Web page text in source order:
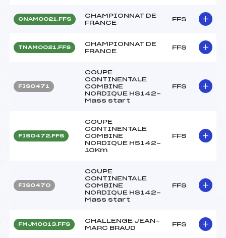
CNAM0021.FFS
CHAMPIONNAT DE
FRANCE
FFS
TNAM0021.FFS
CHAMPIONNAT DE
FRANCE
FFS
FIS0471
COUPE
CONTINENTALE
COMBINE
NORDIQUE HS142-
Mass start
FFS
FIS0472.FFS
COUPE
CONTINENTALE
COMBINE
NORDIQUE HS142-
10Km
FFS
FIS0470
COUPE
CONTINENTALE
COMBINE
NORDIQUE HS142-
Mass start
FFS
FMJM0013.FFS
CHALLENGE JEAN-
MARC BRAUD
FFS